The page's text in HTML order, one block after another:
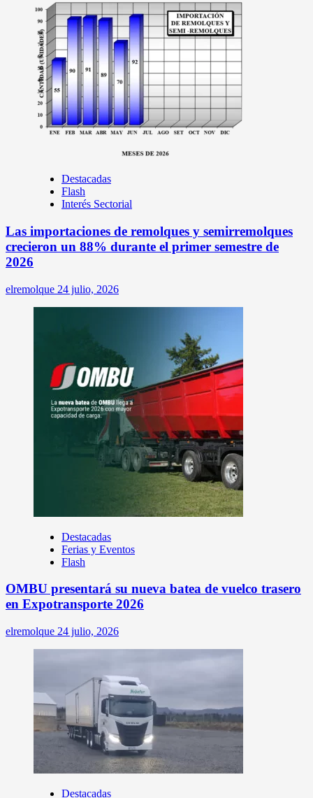
Destacadas
Flash
Interés Sectorial
Las importaciones de remolques y semirremolques
crecieron un 88% durante el primer semestre de
2026
elremolque 24 julio, 2026
Destacadas
Ferias y Eventos
Flash
OMBU presentará su nueva batea de vuelco trasero
en Expotransporte 2026
elremolque 24 julio, 2026
Destacadas